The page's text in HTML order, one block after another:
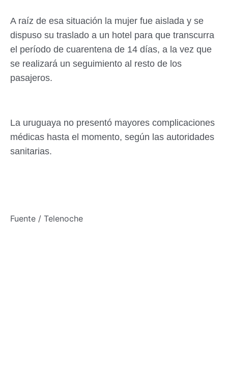
A raíz de esa situación la mujer fue aislada y se
dispuso su traslado a un hotel para que transcurra
el período de cuarentena de 14 días, a la vez que
se realizará un seguimiento al resto de los
pasajeros.
La uruguaya no presentó mayores complicaciones
médicas hasta el momento, según las autoridades
sanitarias.
Fuente / Telenoche